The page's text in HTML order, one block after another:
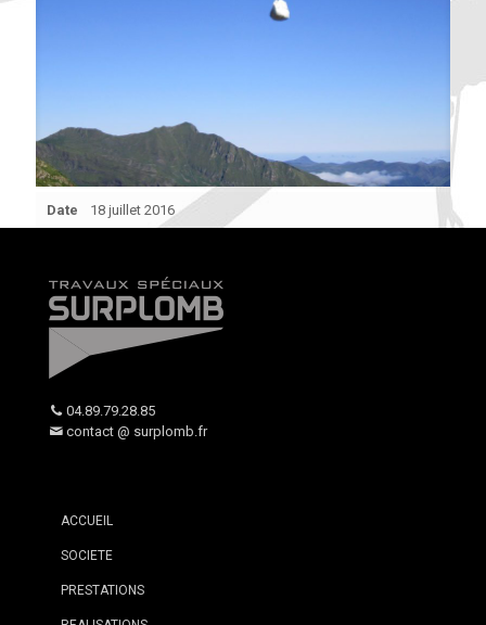
Date 18 juillet 2016
04.89.79.28.85
contact @ surplomb.fr
ACCUEIL
SOCIETE
PRESTATIONS